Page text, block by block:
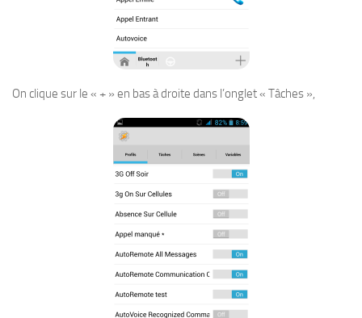
On clique sur le « + » en bas à droite dans l’onglet « Tâches »,